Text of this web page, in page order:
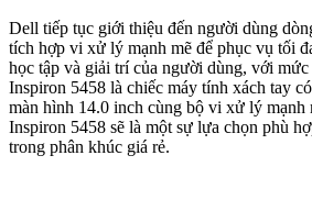
Dell tiếp tục giới thiệu đến người dùng
tích hợp vi xử lý mạnh mẽ để phục vụ tối
học tập và giải trí của người dùng, với
Inspiron 5458 là chiếc máy tính xách tay
màn hình 14.0 inch cùng bộ vi xử lý mạnh
Inspiron 5458 sẽ là một sự lựa chọn phù
trong phân khúc giá rẻ.